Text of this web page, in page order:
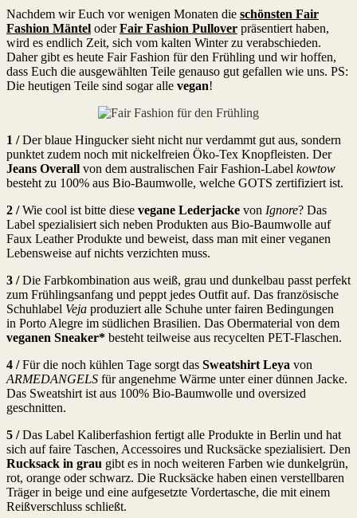
Nachdem wir Euch vor wenigen Monaten die schönsten Fair
Fashion Mäntel oderFair Fashion Pullover präsentiert haben,
wird es endlich Zeit, sich vom kalten Winter zu verabschieden.
Daher gibt es heute Fair Fashion für den Frühling und wir hoffen,
dass Euch die ausgewählten Teile genauso gut gefallen wie uns. PS:
Die heutigen Teile sind sogar alle vegan!
1 /Der blaue Hingucker sieht nicht nur verdammt gut aus, sondern
punktet zudem noch mit nickelfreien Öko-Tex Knopfleisten. Der
Jeans Overall von dem australischen Fair Fashion-Label kowtow
besteht zu 100% aus Bio-Baumwolle, welche GOTS zertifiziert ist.
2 /Wie cool ist bitte diese vegane Lederjacke von Ignore? Das
Label spezialisiert sich neben Produkten aus Bio-Baumwolle auf
Faux Leather Produkte und beweist, dass man mit einer veganen
Lebensweise auf nichts verzichten muss.
3 /Die Farbkombination aus weiß, grau und dunkelbau passt perfekt
zum Frühlingsanfang und peppt jedes Outfit auf. Das französische
Schuhlabel Veja produziert alle Schuhe unter fairen Bedingungen
in Porto Alegre im südlichen Brasilien. Das Obermaterial von dem
veganen Sneaker* besteht teilweise aus recycelten PET-Flaschen.
4 /Für die noch kühlen Tage sorgt das Sweatshirt Leya von
ARMEDANGELS für angenehme Wärme unter einer dünnen Jacke.
Das Sweatshirt ist aus 100% Bio-Baumwolle und oversized
geschnitten.
5 /Das Label Kaliberfashion fertigt alle Produkte in Berlin und hat
sich auf faire Taschen, Accessoires und Rucksäcke spezialisiert. Den
Rucksack in grau gibt es in noch weiteren Farben wie dunkelgrün,
rot, orange oder schwarz. Die Rucksäcke haben einen verstellbaren
Träger in beige und eine aufgesetzte Vordertasche, die mit einem
Reißverschluss schließt.